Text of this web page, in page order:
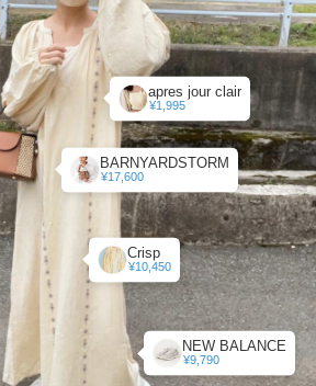
Crisp
¥10,450
apres jour clair
¥1,995
BARNYARDSTORM
¥17,600
NEW BALANCE
¥9,790